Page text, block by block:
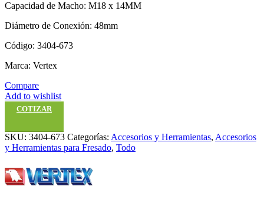
Capacidad de Macho: M18 x 14MM
Diámetro de Conexión: 48mm
Código: 3404-673
Marca: Vertex
Compare
Add to wishlist
COTIZAR
SKU: 3404-673 Categorías: Accesorios y Herramientas, Accesorios
y Herramientas para Fresado, Todo